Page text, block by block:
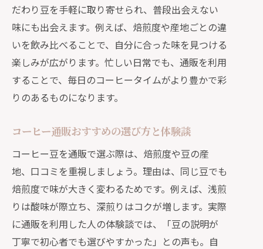
法
迷った時に役立つコーヒー豆通販の比
較術
自宅で楽しむための通販豆選び実践ガ
イド
通販だからこそ手に入る希少豆の魅力
スペシャルティコーヒーを通販で体験
め体験談
通販利用で楽しむスペシャリティコー
ヒーの世界
自宅で本格派スペシャルティを通販で
味わう
だわり豆を手軽に取り寄せられ、普段出会えない
味にも出会えます。例えば、焙煎度や産地ごとの違
いを飲み比べることで、自分に合った味を見つける
楽しみが広がります。忙しい日常でも、通販を利用
することで、毎日のコーヒータイムがより豊かで彩
りのあるものになります。
コーヒー通販おすすめの選び方と体験談
コーヒー豆を通販で選ぶ際は、焙煎度や豆の産
地、口コミを重視しましょう。理由は、同じ豆でも
焙煎度で味が大きく変わるためです。例えば、浅煎
りは酸味が際立ち、深煎りはコクが増します。実際
に通販を利用した人の体験談では、「豆の説明が
丁寧で初心者でも選びやすかった」との声も。自